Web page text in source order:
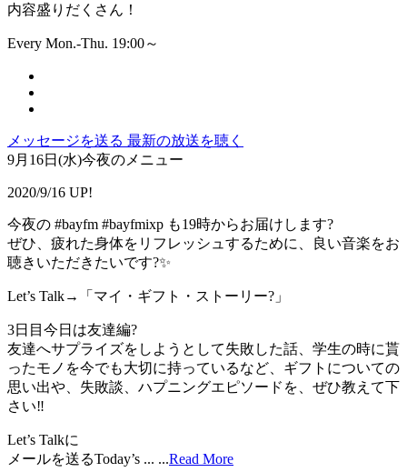
内容盛りだくさん！
Every Mon.-Thu. 19:00～
メッセージを送る 最新の放送を聴く
9月16日(水)今夜のメニュー
2020/9/16 UP!
今夜の #bayfm #bayfmixp も19時からお届けします?
ぜひ、疲れた身体をリフレッシュするために、良い音楽をお
聴きいただきたいです?✨
Let’s Talk→「マイ・ギフト・ストーリー?」
3日目今日は友達編?
友達へサプライズをしようとして失敗した話、学生の時に貰
ったモノを今でも大切に持っているなど、ギフトについての
思い出や、失敗談、ハプニングエピソードを、ぜひ教えて下
さい‼
Let’s Talkに
メールを送るToday’s ... ...Read More